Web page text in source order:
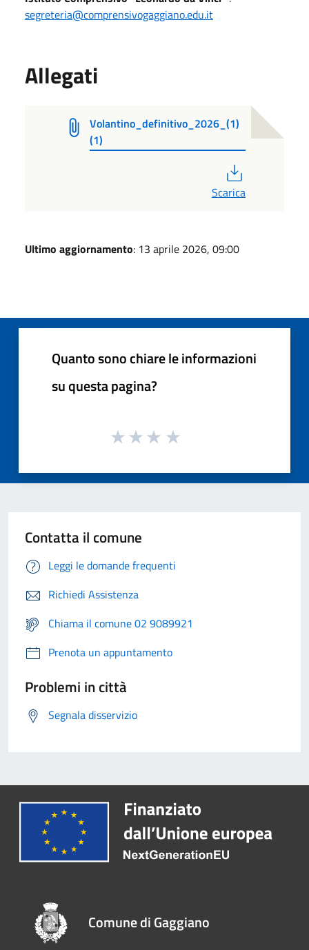
segreteria@comprensivogaggiano.edu.it
Allegati
Volantino_definitivo_2026_(1)
(1)
Scarica
Ultimo aggiornamento: 13 aprile 2026, 09:00
Quanto sono chiare le informazioni
su questa pagina?
Contatta il comune
Leggi le domande frequenti
Richiedi Assistenza
Chiama il comune 02 9089921
Prenota un appuntamento
Problemi in città
Segnala disservizio
Comune di Gaggiano